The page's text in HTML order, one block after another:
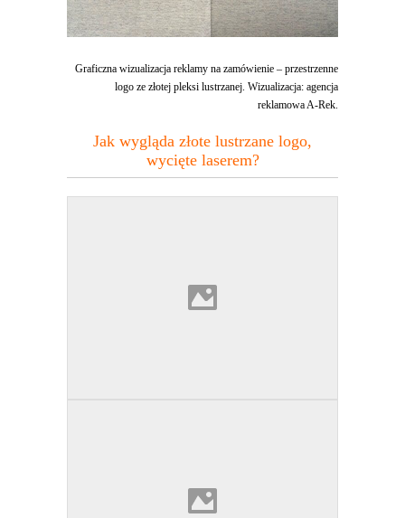
Graficzna wizualizacja reklamy na zamówienie – przestrzenne
logo ze złotej pleksi lustrzanej. Wizualizacja: agencja
reklamowa A-Rek.
Jak wygląda złote lustrzane logo,
wycięte laserem?